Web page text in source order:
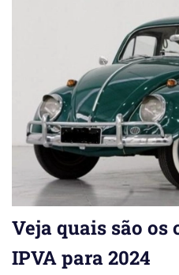
Veja quais são os
IPVA para 2024